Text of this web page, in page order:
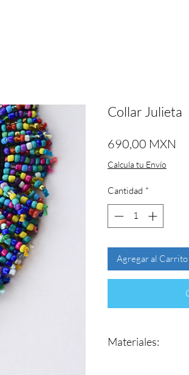
Collar Julieta
690,00 MXN
Calcula tu Envío
Cantidad *
Agregar al Carrito
Materiales: